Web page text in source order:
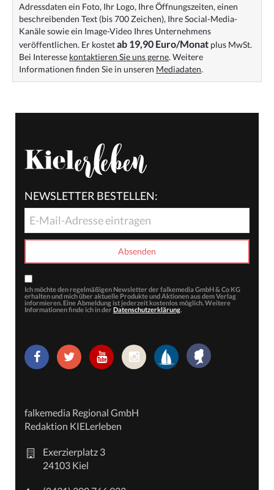
Adressdaten ein Foto, Ihr Logo, Ihre Öffnungszeiten, einen
beschreibenden Text (bis 700 Zeichen), Ihre Social-Media-
Kanäle sowie ein Image-Video Ihres Unternehmens
veröffentlichen. Er kostetab 19,90 Euro/Monat plus MwSt.
Bei Interesse kontaktieren Sie uns gerne. Weitere
Informationen finden Sie in unseren Mediadaten.
NEWSLETTER BESTELLEN:
Ich möchte den regelmäßigen Newsletter der falkemedia GmbH & Co KG
erhalten und mich über aktuelle Produkte und Aktionen aus dem Verlag
informieren. Eine Abmeldung ist jederzeit kostenlos möglich. Weitere
Informationen finde ich in der Datenschutzerklärung.
falkemedia Regional GmbH
Redaktion KIELerleben
Exerzierplatz 3
24103 Kiel